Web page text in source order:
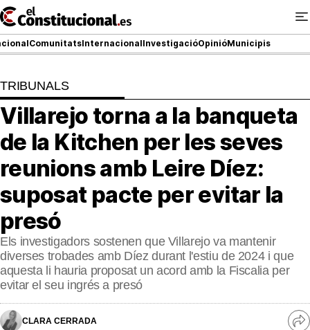
Ir
al
contenido
ComunitatsInternacionalInvestigacióOpinióMunicipis
NACIONAL
COMUNITATS
ElConstitucional TV
MésQueTele
ElConstitucional +
MésQueEstil
MésQuePartits
MésQueSuccessos
TRIBUNALS
Villarejo torna a la banqueta
de la Kitchen per les seves
reunions amb Leire Díez:
suposat pacte per evitar la
presó
Els investigadors sostenen que Villarejo va mantenir
diverses trobades amb Díez durant l'estiu de 2024 i que
aquesta li hauria proposat un acord amb la Fiscalia per
evitar el seu ingrés a presó
CLARA CERRADA